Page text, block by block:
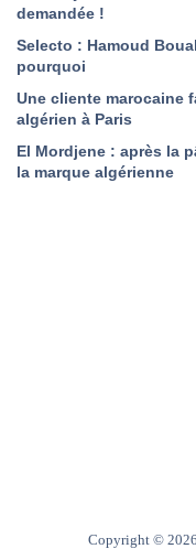
demandée !
Selecto : Hamoud
pourquoi
Une cliente marocaine
algérien à Paris
El Mordjene : après la
la marque algérienne
Copyright ©